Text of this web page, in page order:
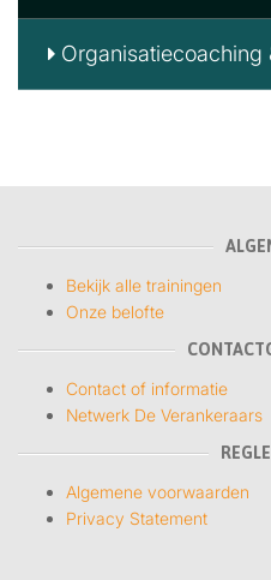
Organisatiecoaching
Bekijk alle trainingen
Onze belofte
Contact of informatie
Netwerk De Verankeraars
Algemene voorwaarden
Privacy Statement